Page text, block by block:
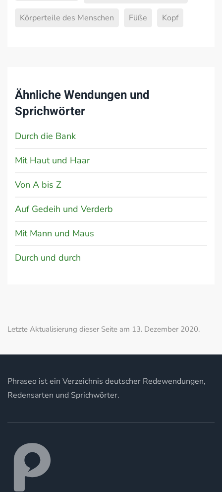
Körperteile des Menschen Füße Kopf
Ähnliche Wendungen und
Sprichwörter
Durch die Bank
Mit Haut und Haar
Von A bis Z
Auf Gedeih und Verderb
Mit Mann und Maus
Durch und durch
Letzte Aktualisierung dieser Seite am 13. Dezember 2020.
Phraseo ist ein Verzeichnis deutscher Redewendungen,
Redensarten und Sprichwörter.